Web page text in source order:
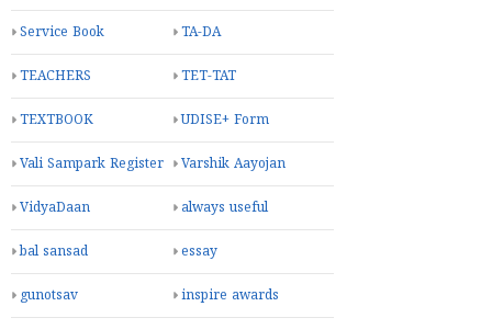
Service Book TA-DA
TEACHERS TET-TAT
TEXTBOOK UDISE+ Form
Vali Sampark Register Varshik Aayojan
VidyaDaan always useful
bal sansad essay
gunotsav inspire awards